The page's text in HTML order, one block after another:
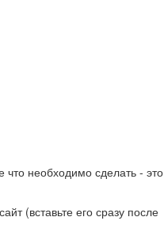
необходимо сделать - это
(вставьте его сразу после